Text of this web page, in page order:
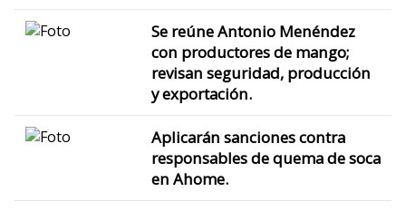
Se reúne Antonio Menéndez
con productores de mango;
revisan seguridad, producción
y exportación.
Aplicarán sanciones contra
responsables de quema de soca
en Ahome.